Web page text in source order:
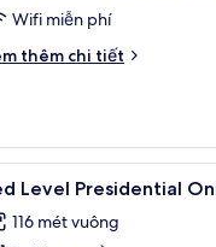
Wifi miễn phí
thêm chi tiết
| Bộ đồ giường cao cấp,
8 Level Presidential
116 mét vuông